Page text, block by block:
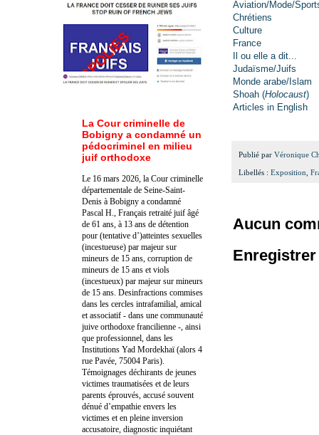
Aviation/Mode/
Chrétiens
Culture
France
Il ou elle a dit...
Judaïsme/Juifs
Monde arabe/Islam
Shoah (Holocaust)
Articles in English
Publié par Véronique
Libellés : Exposition
Aucun
La Cour criminelle de
Bobigny a condamné un
pédocriminel en milieu
juif orthodoxe
Le 16 mars 2026, la Cour criminelle
départementale de Seine-Saint-
Denis à Bobigny a condamné
Pascal H., Français retraité juif âgé
de 61 ans, à 13 ans de détention
pour (tentative d’)atteintes sexuelles
(incestueuse) par majeur sur
mineurs de 15 ans, corruption de
mineurs de 15 ans et viols
(incestueux) par majeur sur mineurs
de 15 ans. Desinfractions commises
dans les cercles intrafamilial, amical
et associatif - dans une communauté
juive orthodoxe francilienne -, ainsi
que professionnel, dans les
Institutions Yad Mordekhaï (alors 4
rue Pavée, 75004 Paris).
Témoignages déchirants de jeunes
victimes traumatisées et de leurs
parents éprouvés, accusé souvent
dénué d’empathie envers les
victimes et en pleine inversion
accusatoire, diagnostic inquiétant